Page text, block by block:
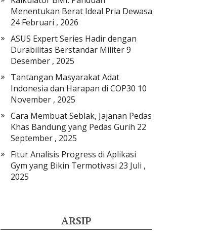
e
r
k
Menentukan Berat Ideal Pria Dewasa
24 Februari , 2026
ASUS Expert Series Hadir dengan
Durabilitas Berstandar Militer9
Desember , 2025
Tantangan Masyarakat Adat
Indonesia dan Harapan di COP30 10
November , 2025
Cara Membuat Seblak, Jajanan Pedas
Khas Bandung yang Pedas Gurih 22
September , 2025
Fitur Analisis Progress di Aplikasi
Gym yang Bikin Termotivasi 23 Juli ,
2025
ARSIP